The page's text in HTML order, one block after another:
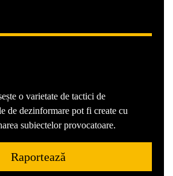
o varietate de tactici de
de dezinformare pot fi create cu
subiectelor provocatoare.
Raportează